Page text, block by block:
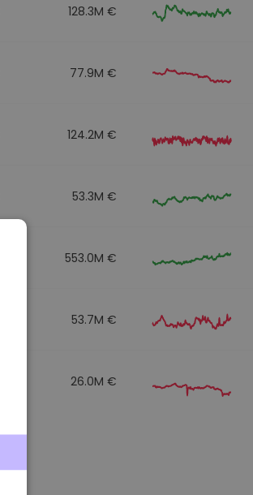
128.3M €
77.9M €
124.2M €
53.3M €
553.0M €
53.7M €
26.0M €